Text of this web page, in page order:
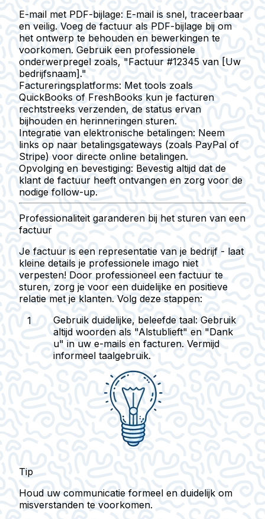
E-mail met PDF-bijlage: E-mail is snel, traceerbaar
en veilig. Voeg de factuur als PDF-bijlage bij om
het ontwerp te behouden en bewerkingen te
voorkomen. Gebruik een professionele
onderwerpregel zoals, "Factuur #12345 van [Uw
bedrijfsnaam]."
Factureringsplatforms: Met tools zoals
QuickBooks of FreshBooks kun je facturen
rechtstreeks verzenden, de status ervan
bijhouden en herinneringen sturen.
Integratie van elektronische betalingen: Neem
links op naar betalingsgateways (zoals PayPal of
Stripe) voor directe online betalingen.
Opvolging en bevestiging: Bevestig altijd dat de
klant de factuur heeft ontvangen en zorg voor de
nodige follow-up.
Professionaliteit garanderen bij het sturen van een
factuur
Je factuur is een representatie van je bedrijf - laat
kleine details je professionele imago niet
verpesten! Door professioneel een factuur te
sturen, zorg je voor een duidelijke en positieve
relatie met je klanten. Volg deze stappen:
Gebruik duidelijke, beleefde taal: Gebruik
altijd woorden als "Alstublieft" en "Dank
u" in uw e-mails en facturen. Vermijd
informeel taalgebruik.
Tip
Houd uw communicatie formeel en duidelijk om
misverstanden te voorkomen.